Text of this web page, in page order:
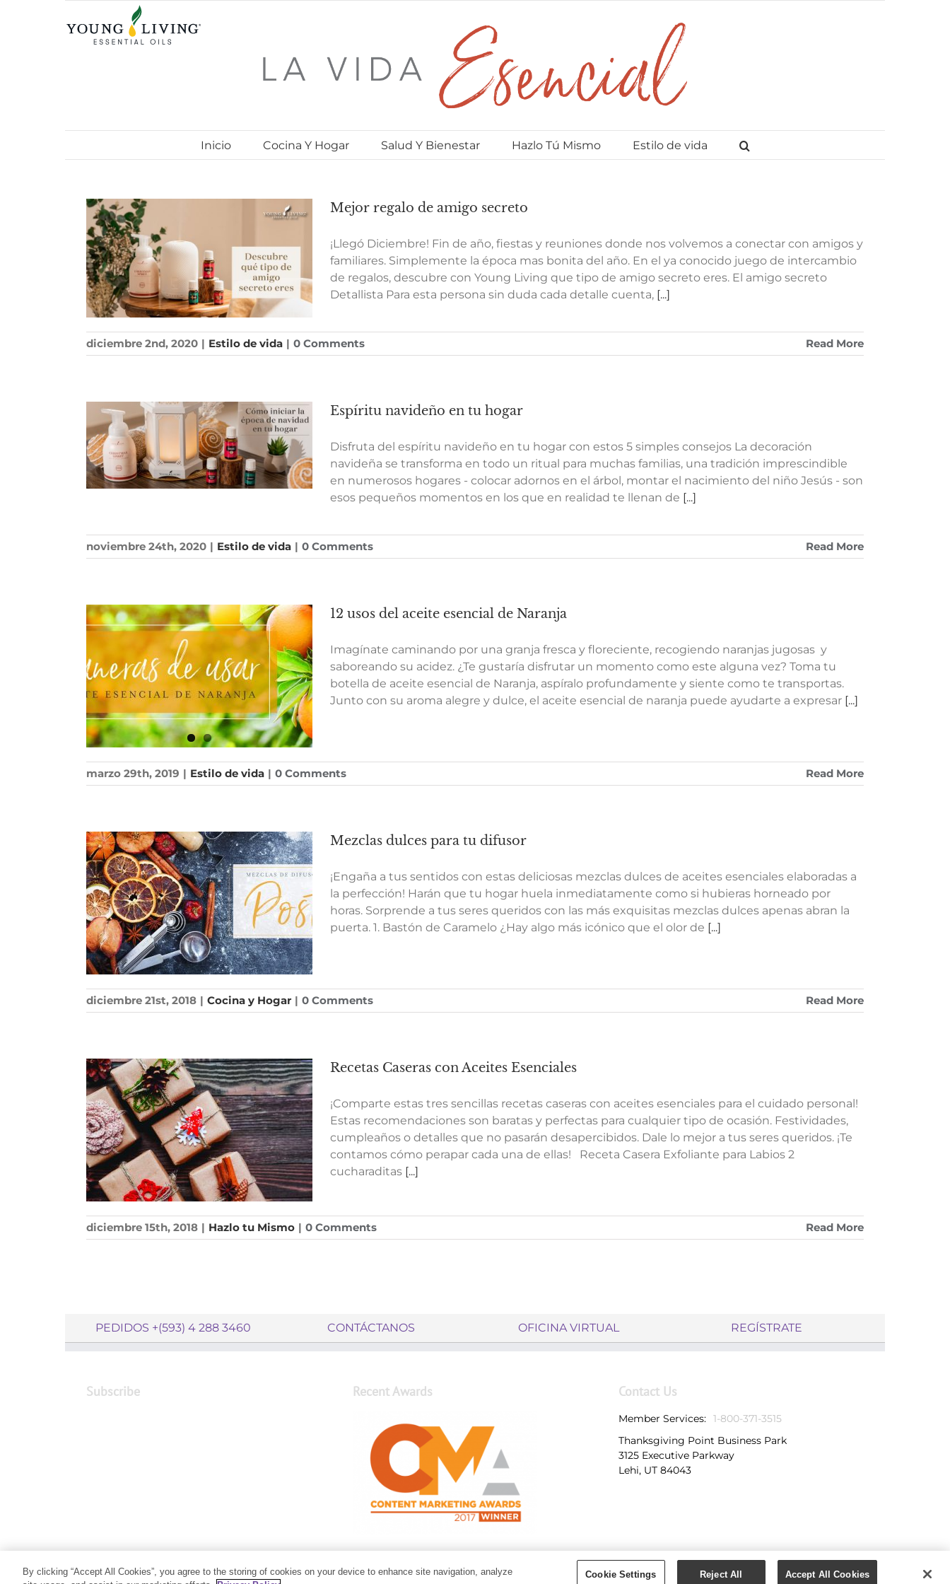
Inicio Cocina Y Hogar Salud Y Bienestar Hazlo Tú Mismo Estilo de vida
Mejor regalo de amigo secreto
¡Llegó Diciembre! Fin de año, fiestas y reuniones donde nos volvemos a conectar con amigos y
familiares. Simplemente la época mas bonita del año. En el ya conocido juego de intercambio
de regalos, descubre con Young Living que tipo de amigo secreto eres. El amigo secreto
Detallista Para esta persona sin duda cada detalle cuenta, [...]
diciembre 2nd, 2020 | Estilo de vida | 0 Comments Read More
Espíritu navideño en tu hogar
Disfruta del espíritu navideño en tu hogar con estos 5 simples consejos La decoración
navideña se transforma en todo un ritual para muchas familias, una tradición imprescindible
en numerosos hogares - colocar adornos en el árbol, montar el nacimiento del niño Jesús - son
esos pequeños momentos en los que en realidad te llenan de [...]
noviembre 24th, 2020 | Estilo de vida | 0 Comments Read More
12 usos del aceite esencial de Naranja
Imagínate caminando por una granja fresca y floreciente, recogiendo naranjas jugosas y
saboreando su acidez. ¿Te gustaría disfrutar un momento como este alguna vez? Toma tu
botella de aceite esencial de Naranja, aspíralo profundamente y siente como te transportas.
Junto con su aroma alegre y dulce, el aceite esencial de naranja puede ayudarte a expresar [...]
marzo 29th, 2019 | Estilo de vida | 0 Comments Read More
Mezclas dulces para tu difusor
¡Engaña a tus sentidos con estas deliciosas mezclas dulces de aceites esenciales elaboradas a
la perfección! Harán que tu hogar huela inmediatamente como si hubieras horneado por
horas. Sorprende a tus seres queridos con las más exquisitas mezclas dulces apenas abran la
puerta. 1. Bastón de Caramelo ¿Hay algo más icónico que el olor de [...]
diciembre 21st, 2018 | Cocina y Hogar | 0 Comments Read More
Recetas Caseras con Aceites Esenciales
¡Comparte estas tres sencillas recetas caseras con aceites esenciales para el cuidado personal!
Estas recomendaciones son baratas y perfectas para cualquier tipo de ocasión. Festividades,
cumpleaños o detalles que no pasarán desapercibidos. Dale lo mejor a tus seres queridos. ¡Te
contamos cómo perapar cada una de ellas! Receta Casera Exfoliante para Labios 2
cucharaditas [...]
diciembre 15th, 2018 | Hazlo tu Mismo | 0 Comments Read More
PEDIDOS +(593) 4 288 3460 CONTÁCTANOS OFICINA VIRTUAL REGÍSTRATE
Subscribe Recent Awards Contact Us
Member Services: 1-800-371-3515
Thanksgiving Point Business Park
3125 Executive Parkway
Lehi, UT 84043
By clicking “Accept All Cookies”, you agree to the storing of cookies on your device to enhance site navigation, analyze
Cookie Settings Reject All Accept All Cookies